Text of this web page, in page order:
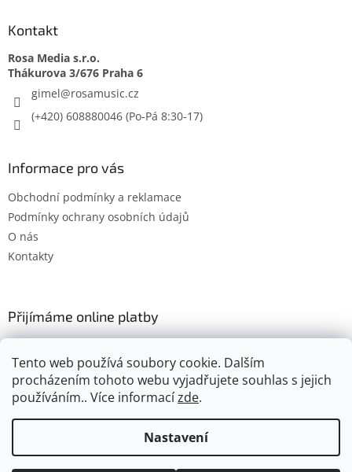
Tento web používá soubory cookie. Dalším
procházením tohoto webu vyjadřujete souhlas s jejich
používáním.. Více informacízde.
Nastavení
Kontakt
Rosa Media s.r.o.
gimel@rosamusic.cz
(+420) 608880046
Informace pro vás
Obchodní podmínky a reklamace
Podmínky ochrany osobních údajů
O nás
Kontakty
Přijímáme online platby